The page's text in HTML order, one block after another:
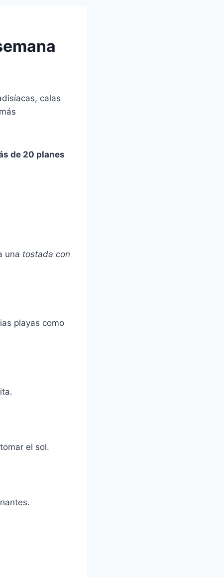
calas
de 20 planes
una tostada con
playas como
el sol.